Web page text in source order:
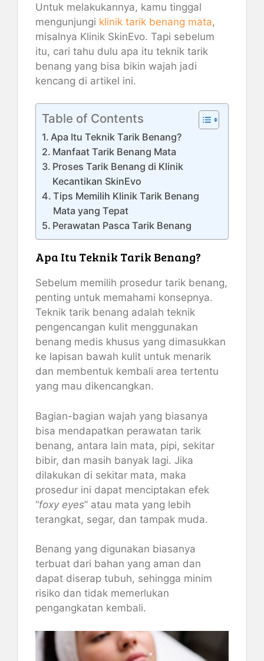
Untuk melakukannya, kamu tinggal
mengunjungi klinik tarik benang mata,
misalnya Klinik SkinEvo. Tapi sebelum
itu, cari tahu dulu apa itu teknik tarik
benang yang bisa bikin wajah jadi
kencang di artikel ini.
Table of Contents
Apa Itu Teknik Tarik Benang?
Manfaat Tarik Benang Mata
Proses Tarik Benang di Klinik
Kecantikan SkinEvo
Tips Memilih Klinik Tarik Benang
Mata yang Tepat
Perawatan Pasca Tarik Benang
Apa Itu Teknik Tarik Benang?
Sebelum memilih prosedur tarik benang,
penting untuk memahami konsepnya.
Teknik tarik benang adalah teknik
pengencangan kulit menggunakan
benang medis khusus yang dimasukkan
ke lapisan bawah kulit untuk menarik
dan membentuk kembali area tertentu
yang mau dikencangkan.
Bagian-bagian wajah yang biasanya
bisa mendapatkan perawatan tarik
benang, antara lain mata, pipi, sekitar
bibir, dan masih banyak lagi. Jika
dilakukan di sekitar mata, maka
prosedur ini dapat menciptakan efek
“foxy eyes” atau mata yang lebih
terangkat, segar, dan tampak muda.
Benang yang digunakan biasanya
terbuat dari bahan yang aman dan
dapat diserap tubuh, sehingga minim
risiko dan tidak memerlukan
pengangkatan kembali.